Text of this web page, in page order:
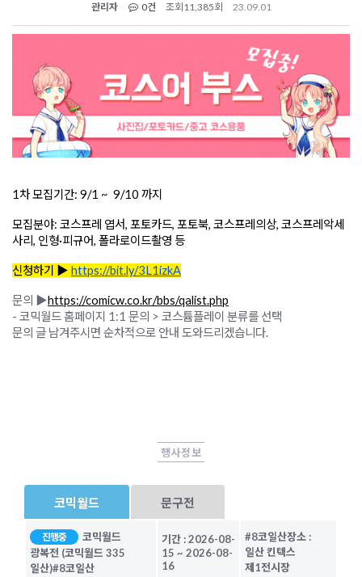
관리자 0건 조회 11,385회 23.09.01
1차 모집기간: 9/1 ~  9/10 까지
모집분야: 코스프레 엽서, 포토카드, 포토북, 코스프레의상, 코스프레악세
사리, 인형·피규어, 폴라로이드촬영 등
신청하기 ▶ https://bit.ly/3L1izkA
문의 ▶https://comicw.co.kr/bbs/qalist.php
- 코믹월드 홈페이지 1:1 문의 > 코스튬플레이 분류를 선택
문의 글 남겨주시면 순차적으로 안내 도와드리겠습니다.
행사정보
코믹월드 문구전
진행중
코믹월드
광복전 (코믹월드 335
일산)#8코일산
기간 :2026-08-
15 ~ 2026-08-
16
#8코일산장소 :
일산 킨텍스
제1전시장